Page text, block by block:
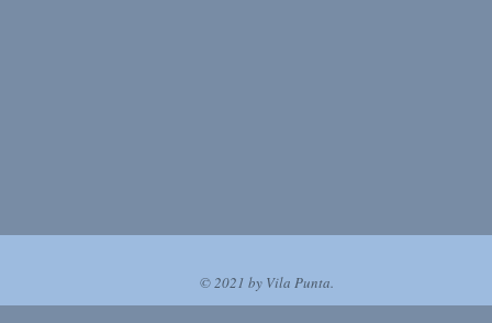
© 2021 by Vila Punta.